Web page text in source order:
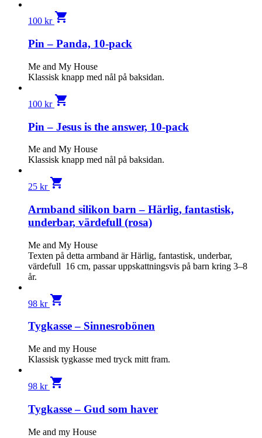
100 kr shopping_cart
Pin – Panda, 10-pack
Me and My House
Klassisk knapp med nål på baksidan.
100 kr shopping_cart
Pin – Jesus is the answer, 10-pack
Me and My House
Klassisk knapp med nål på baksidan.
25 kr shopping_cart
Armband silikon barn – Härlig, fantastisk,
underbar, värdefull (rosa)
Me and My House
Texten på detta armband är Härlig, fantastisk, underbar,
värdefull 16 cm, passar uppskattningsvis på barn kring 3–8
år.
98 kr shopping_cart
Tygkasse – Sinnesrobönen
Me and my House
Klassisk tygkasse med tryck mitt fram.
98 kr shopping_cart
Tygkasse – Gud som haver
Me and my House